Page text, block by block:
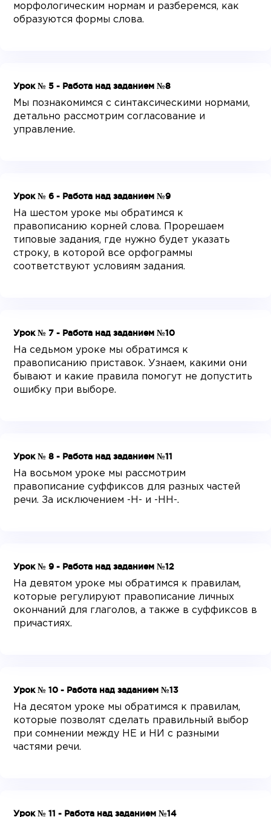
морфологическим нормам и разберемся, как
образуются формы слова.
Урок № 5 - Работа над заданием №8
Мы познакомимся с синтаксическими нормами,
детально рассмотрим согласование и
управление.
Урок № 6 - Работа над заданием №9
На шестом уроке мы обратимся к
правописанию корней слова. Прорешаем
типовые задания, где нужно будет указать
строку, в которой все орфограммы
соответствуют условиям задания.
Урок № 7 - Работа над заданием №10
На седьмом уроке мы обратимся к
правописанию приставок. Узнаем, какими они
бывают и какие правила помогут не допустить
ошибку при выборе.
Урок № 8 - Работа над заданием №11
На восьмом уроке мы рассмотрим
правописание суффиксов для разных частей
речи. За исключением -Н- и -НН-.
Урок № 9 - Работа над заданием №12
На девятом уроке мы обратимся к правилам,
которые регулируют правописание личных
окончаний для глаголов, а также в суффиксов в
причастиях.
Урок № 10 - Работа над заданием №13
На десятом уроке мы обратимся к правилам,
которые позволят сделать правильный выбор
при сомнении между НЕ и НИ с разными
частями речи.
Урок № 11 - Работа над заданием №14